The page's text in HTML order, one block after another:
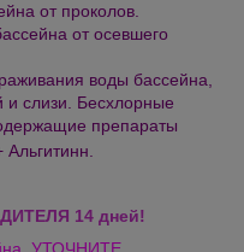
от проколов.
от осевшего
воды бассейна,
и слизи. Бесхлорные
препараты
14 дней!